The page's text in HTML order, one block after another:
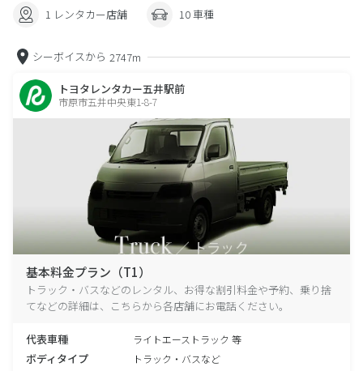
1 レンタカー店舗 10 車種
シーボイスから 2747m
トヨタレンタカー五井駅前
市原市五井中央東1-8-7
基本料金プラン（T1）
トラック・バスなどのレンタル、お得な割引料金や予約、乗り捨
てなどの詳細は、こちらから各店舗にお電話ください。
代表車種 ライトエーストラック 等
ボディタイプ トラック・バスなど